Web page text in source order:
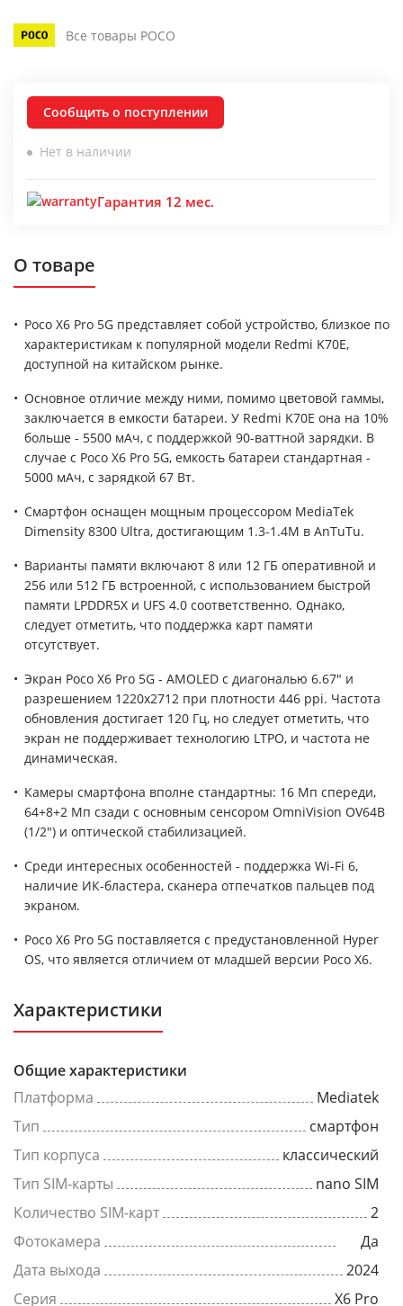
Все товары POCO
Сообщить о поступлении
Нет в наличии
Гарантия 12 мес.
О товаре
Poco X6 Pro 5G представляет собой устройство, близкое по
характеристикам к популярной модели Redmi K70E,
доступной на китайском рынке.
Основное отличие между ними, помимо цветовой гаммы,
заключается в емкости батареи. У Redmi K70E она на 10%
больше - 5500 мАч, с поддержкой 90-ваттной зарядки. В
случае с Poco X6 Pro 5G, емкость батареи стандартная -
5000 мАч, с зарядкой 67 Вт.
Смартфон оснащен мощным процессором MediaTek
Dimensity 8300 Ultra, достигающим 1.3-1.4M в AnTuTu.
Варианты памяти включают 8 или 12 ГБ оперативной и
256 или 512 ГБ встроенной, с использованием быстрой
памяти LPDDR5X и UFS 4.0 соответственно. Однако,
следует отметить, что поддержка карт памяти
отсутствует.
Экран Poco X6 Pro 5G - AMOLED с диагональю 6.67" и
разрешением 1220x2712 при плотности 446 ppi. Частота
обновления достигает 120 Гц, но следует отметить, что
экран не поддерживает технологию LTPO, и частота не
динамическая.
Камеры смартфона вполне стандартны: 16 Мп спереди,
64+8+2 Мп сзади с основным сенсором OmniVision OV64B
(1/2") и оптической стабилизацией.
Среди интересных особенностей - поддержка Wi-Fi 6,
наличие ИК-бластера, сканера отпечатков пальцев под
экраном.
Poco X6 Pro 5G поставляется с предустановленной Hyper
OS, что является отличием от младшей версии Poco X6.
Характеристики
Общие характеристики
Платформа
Mediatek
Тип
смартфон
Тип корпуса
классический
Тип SIM-карты
nano SIM
Количество SIM-карт
2
Фотокамера
Да
Дата выхода
2024
Серия
X6 Pro